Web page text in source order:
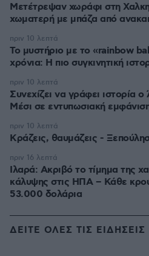
Μετέτρεψαν χωράφι στη
χωματερή με μπάζα από
Το μυστήριο με το «rainbow
χρόνια: Η πιο συγκινητική
πριν 10 λεπτά
Συνεχίζει να γράφει ιστορία
Μέσι σε εντυπωσιακή
πριν 10 λεπτά
Κράζεις, θαυμάζεις -
πριν 10 λεπτά
Ιλαρά: Ακριβό το τίμημα της
κάλυψης στις ΗΠΑ – Κάθε
53.000 δολάρια
πριν 16 λεπτά
ΔΕΙΤΕ ΟΛΕΣ ΤΙΣ ΕΙΔΗΣΕΙΣ